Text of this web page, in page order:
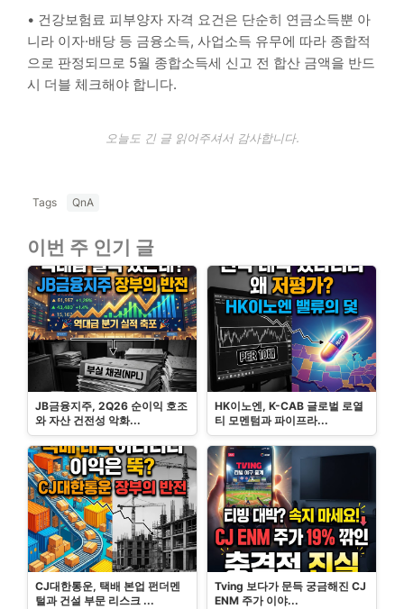
• 건강보험료 피부양자 자격 요건은 단순히 연금소득뿐 아
니라 이자·배당 등 금융소득, 사업소득 유무에 따라 종합적
으로 판정되므로 5월 종합소득세 신고 전 합산 금액을 반드
시 더블 체크해야 합니다.
오늘도 긴 글 읽어주셔서 감사합니다.
Tags QnA
이번 주 인기 글
JB금융지주, 2Q26 순이익 호조
와 자산 건전성 악화...
HK이노엔, K-CAB 글로벌 로열
티 모멘텀과 파이프라...
CJ대한통운, 택배 본업 펀더멘
털과 건설 부문 리스크 ...
Tving 보다가 문득 궁금해진 CJ
ENM 주가 이야...